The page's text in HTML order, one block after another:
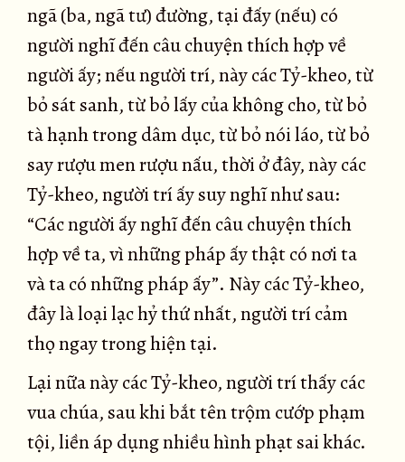
ngã (ba, ngã tư) đường, tại đấy (nếu) có
người nghĩ đến câu chuyện thích hợp về
người ấy; nếu người trí, này các Tỷ-kheo, từ
bỏ sát sanh, từ bỏ lấy của không cho, từ bỏ
tà hạnh trong dâm dục, từ bỏ nói láo, từ bỏ
say rượu men rượu nấu, thời ở đây, này các
Tỷ-kheo, người trí ấy suy nghĩ như sau:
“Các người ấy nghĩ đến câu chuyện thích
hợp về ta, vì những pháp ấy thật có nơi ta
và ta có những pháp ấy”. Này các Tỷ-kheo,
đây là loại lạc hỷ thứ nhất, người trí cảm
thọ ngay trong hiện tại.
Lại nữa này các Tỷ-kheo, người trí thấy các
vua chúa, sau khi bắt tên trộm cướp phạm
tội, liền áp dụng nhiều hình phạt sai khác.